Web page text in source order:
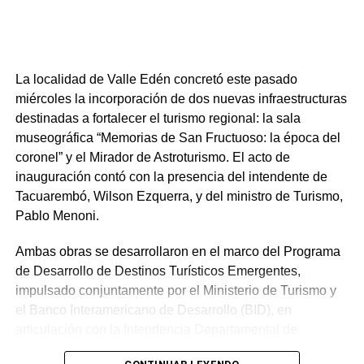
9 de agosto:Desfile «Llamadas del Mes Afro».
12 de agosto:Charla de Eduardo Palermo: «Afro-
fronterizos en la segunda mitad del siglo XIX» en el
Instituto de Formación Docente, Tacuarembó.
5, 7, 12 y 14 de agosto:
Talleres de construcción y
NOTICIAS RELACIONADAS: DESTACADOS
IDT
A CONTINUACIÓN
La localidad de Valle Edén concretó este pasado
miércoles la incorporación de dos nuevas infraestructuras
destinadas a fortalecer el turismo regional: la sala
museográfica “Memorias de San Fructuoso: la época del
coronel” y el Mirador de Astroturismo. El acto de
inauguración contó con la presencia del intendente de
Tacuarembó, Wilson Ezquerra, y del ministro de Turismo,
Pablo Menoni.
Ambas obras se desarrollaron en el marco del Programa
de Desarrollo de Destinos Turísticos Emergentes,
impulsado conjuntamente por el Ministerio de Turismo y
el Banco Interamericano de Desarrollo (BID), en
Tacuarembó. La iniciativa apunta a diversificar y potenciar